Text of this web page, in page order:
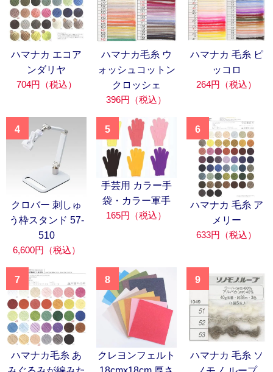
ハマナカ エコア
ンダリヤ
704円（税込）
ハマナカ毛糸 ウ
ォッシュコットン
クロッシェ
396円（税込）
ハマナカ 毛糸 ピ
ッコロ
264円（税込）
4
クロバー 刺しゅ
う枠スタンド 57-
510
6,600円（税込）
5
手芸用 カラー手
袋・カラー軍手
165円（税込）
6
ハマナカ 毛糸 ア
メリー
633円（税込）
7
ハマナカ毛糸 あ
8
クレヨンフェルト
9
ハマナカ 毛糸 ソ